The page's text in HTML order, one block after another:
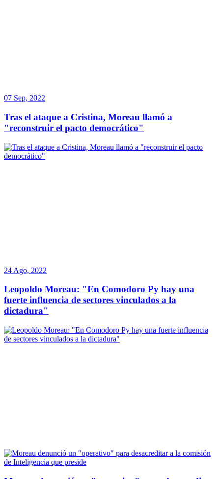
07 Sep, 2022
Tras el ataque a Cristina, Moreau llamó a
"reconstruir el pacto democrático"
24 Ago, 2022
Leopoldo Moreau: "En Comodoro Py hay una
fuerte influencia de sectores vinculados a la
dictadura"